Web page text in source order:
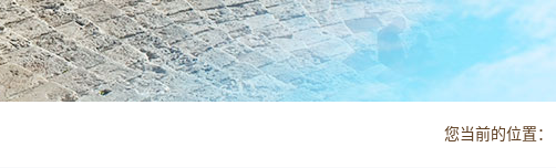
您当前的位置：